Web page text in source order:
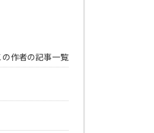
の作者の記事一覧